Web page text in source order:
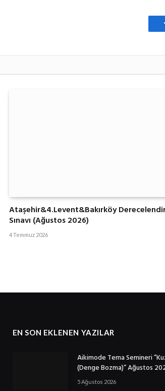
Ataşehir&4.Levent&Bakırköy
Sınavı (Ağustos 2026)
4 Temmuz 2026
EN SON EKLENEN YAZILAR
Aikimode Tema Semineri
(Denge Bozma)” Ağustos
5 Ağustos 2026